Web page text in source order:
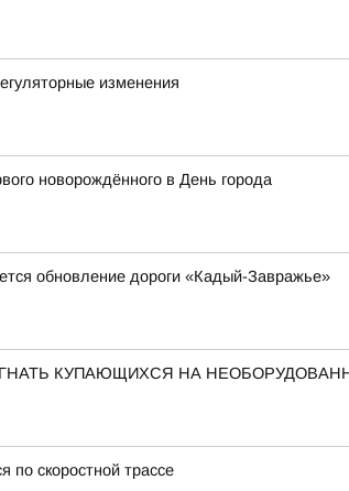
изменения
новорождённого в День города
обновление дороги «Кадый-Завражье»
КУПАЮЩИХСЯ НА
по скоростной трассе